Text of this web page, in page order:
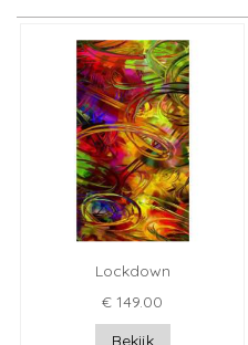
Lockdown
€ 149.00
Bekijk